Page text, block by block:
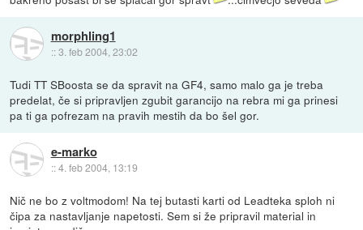
morphling1
::3. feb 2004, 23:02
Tudi TT SBoosta se da spravit na GF4, samo malo ga je treba
predelat, če si pripravljen zgubit garancijo na rebra mi ga prinesi
pa ti ga pofrezam na pravih mestih da bo šel gor.
e-marko
::4. feb 2004, 13:19
Nič ne bo z voltmodom! Na tej butasti karti od Leadteka sploh ni
čipa za nastavljanje napetosti. Sem si že pripravil material in